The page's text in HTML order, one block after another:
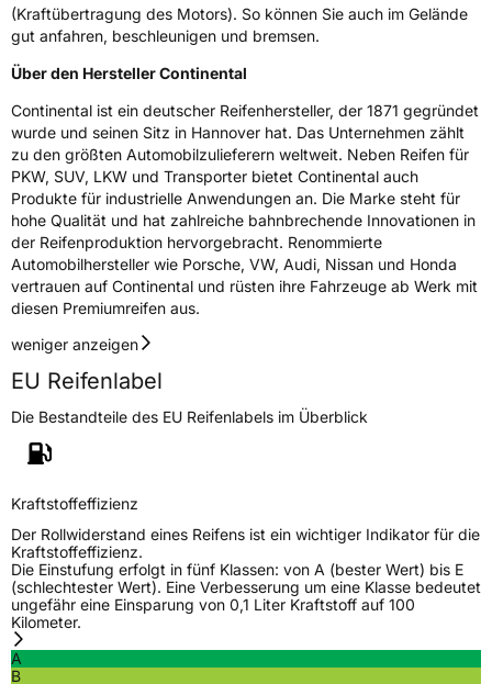
Rollgeräusch (dB)72
FahrzeugklasseC1
3PMSF / Schneeflockensymbol / Alpine-SymbolNein
EisgripNein
EPREL ID482820
Herstellerkontakt
Continental Reifen Deutschland GmbH
Continental-Plaza 1 30173 Hannover
customerservice_tires@conti.de
(Kraftübertragung des Motors). So können Sie auch im Gelände
gut anfahren, beschleunigen und bremsen.
Über den Hersteller Continental
Continental ist ein deutscher Reifenhersteller, der 1871 gegründet
wurde und seinen Sitz in Hannover hat. Das Unternehmen zählt
zu den größten Automobilzulieferern weltweit. Neben Reifen für
PKW, SUV, LKW und Transporter bietet Continental auch
Produkte für industrielle Anwendungen an. Die Marke steht für
hohe Qualität und hat zahlreiche bahnbrechende Innovationen in
der Reifenproduktion hervorgebracht. Renommierte
Automobilhersteller wie Porsche, VW, Audi, Nissan und Honda
vertrauen auf Continental und rüsten ihre Fahrzeuge ab Werk mit
diesen Premiumreifen aus.
weniger anzeigen
EU Reifenlabel
Die Bestandteile des EU Reifenlabels im Überblick
Kraftstoffeffizienz
Der Rollwiderstand eines Reifens ist ein wichtiger Indikator für die
Kraftstoffeffizienz.
Die Einstufung erfolgt in fünf Klassen: von A (bester Wert) bis E
(schlechtester Wert). Eine Verbesserung um eine Klasse bedeutet
ungefähr eine Einsparung von 0,1 Liter Kraftstoff auf 100
Kilometer.
A
B